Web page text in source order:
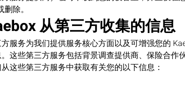
除。
从第三方收集的信息
服务为我们提供服务核心方面以及可增强您的
这些第三方服务包括背景调查提供商、保险合作
这些第三方服务中获取有关您的以下信息：